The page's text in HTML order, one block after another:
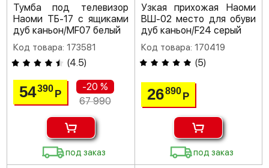
Тумба под телевизор
Наоми ТБ-17 с ящиками
дуб каньон/MF07 белый
Код товара: 173581
(4.5)
54390Р
-20 %
67 990
под заказ
Узкая прихожая Наоми
ВШ-02 место для обуви
дуб каньон/F24 серый
Код товара: 170419
(5)
26890 Р
под заказ